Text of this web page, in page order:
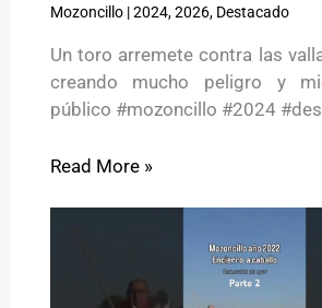
Mozoncillo|2024,2026, Destacado
Un toro arremete contra las
creando mucho peligro y
público #mozoncillo #2024
Read More »